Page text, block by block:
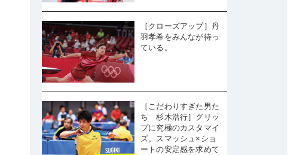
［クローズアップ］丹
羽孝希をみんなが待っ
ている。
［こだわりすぎた男た
ち 杉木浩行］グリッ
プに究極のカスタマイ
ズ。スマッシュ×ショ
ートの安定感を求めて